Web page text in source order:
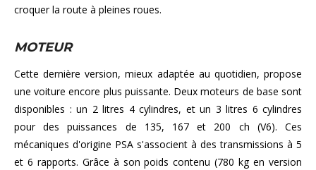
croquer la route à pleines roues.
MOTEUR
Cette dernière version, mieux adaptée au quotidien, propose
une voiture encore plus puissante. Deux moteurs de base sont
disponibles : un 2 litres 4 cylindres, et un 3 litres 6 cylindres
pour des puissances de 135, 167 et 200 ch (V6). Ces
mécaniques d'origine PSA s'associent à des transmissions à 5
et 6 rapports. Grâce à son poids contenu (780 kg en version